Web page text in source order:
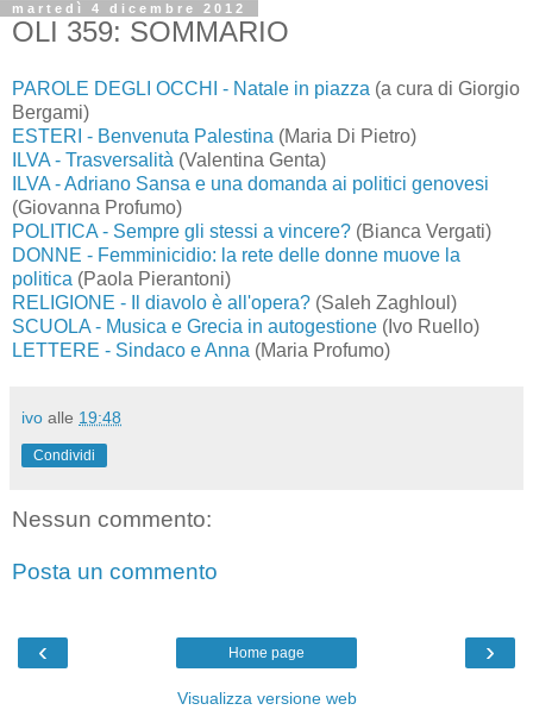
martedì 4 dicembre 2012
OLI 359: SOMMARIO
PAROLE DEGLI OCCHI - Natale in piazza (a cura di Giorgio
Bergami)
ESTERI - Benvenuta Palestina (Maria Di Pietro)
ILVA - Trasversalità (Valentina Genta)
ILVA - Adriano Sansa e una domanda ai politici genovesi
(Giovanna Profumo)
POLITICA - Sempre gli stessi a vincere? (Bianca Vergati)
DONNE - Femminicidio: la rete delle donne muove la
politica (Paola Pierantoni)
RELIGIONE - Il diavolo è all'opera? (Saleh Zaghloul)
SCUOLA - Musica e Grecia in autogestione (Ivo Ruello)
LETTERE - Sindaco e Anna (Maria Profumo)
ivo alle 19:48
Condividi
Nessun commento:
Posta un commento
‹ ›
Home page
Visualizza versione web